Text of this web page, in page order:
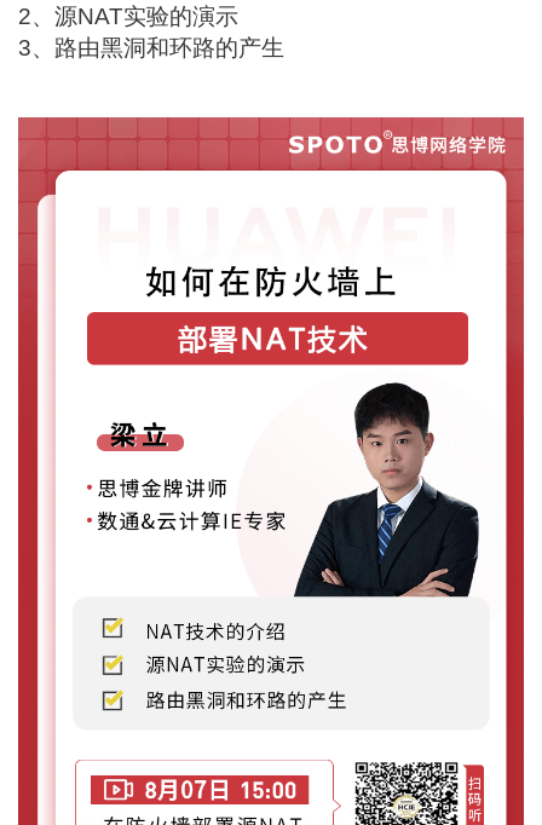
2、源NAT实验的演示
3、路由黑洞和环路的产生